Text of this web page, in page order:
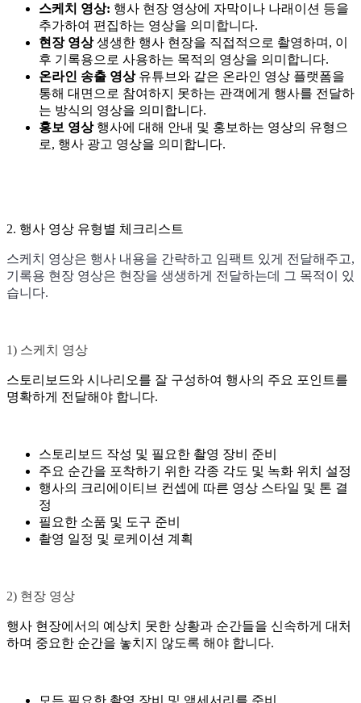
스케치 영상: 행사 현장 영상에 자막이나 나래이션 등을
추가하여 편집하는 영상을 의미합니다.
현장 영상생생한 행사 현장을 직접적으로 촬영하며, 이
후 기록용으로 사용하는 목적의 영상을 의미합니다.
온라인 송출 영상 유튜브와 같은 온라인 영상 플랫폼을
통해 대면으로 참여하지 못하는 관객에게 행사를 전달하
는 방식의 영상을 의미합니다.
홍보 영상 행사에 대해 안내 및 홍보하는 영상의 유형으
로, 행사 광고 영상을 의미합니다.
2. 행사 영상 유형별 체크리스트
스케치 영상은 행사 내용을 간략하고 임팩트 있게 전달해주고,
기록용 현장 영상은 현장을 생생하게 전달하는데 그 목적이 있
습니다.
1) 스케치 영상
스토리보드와 시나리오를 잘 구성하여 행사의 주요 포인트를
명확하게 전달해야 합니다.
스토리보드 작성 및 필요한 촬영 장비 준비
주요 순간을 포착하기 위한 각종 각도 및 녹화 위치 설정
행사의 크리에이티브 컨셉에 따른 영상 스타일 및 톤 결
정
필요한 소품 및 도구 준비
촬영 일정 및 로케이션 계획
2) 현장 영상
행사 현장에서의 예상치 못한 상황과 순간들을 신속하게 대처
하며 중요한 순간을 놓치지 않도록 해야 합니다.
모든 필요한 촬영 장비 및 액세서리를 준비